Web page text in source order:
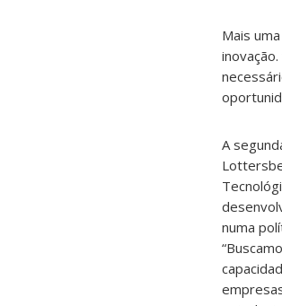
Mais
A
numa